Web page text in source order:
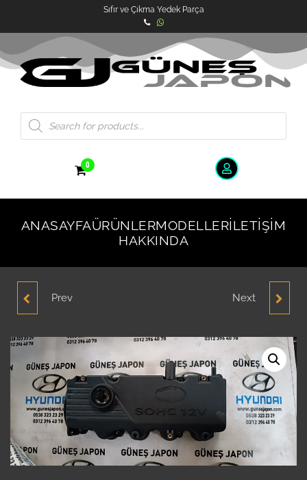
Sıfır ve Çıkma Yedek Parça
0
ANASAYFAÜRÜNLERMODELLERİLETIŞIM
HAKKINDA
HYUNDAİ ADMİRA
KÜLBÜTÖR KAPAĞI
2003-2005 SIFIR YENİ
ÜRÜN
Prev HYUNDAİ I.20 ÖN
ORJİNAL ÇIKMA YEDEK
PARÇA
Next